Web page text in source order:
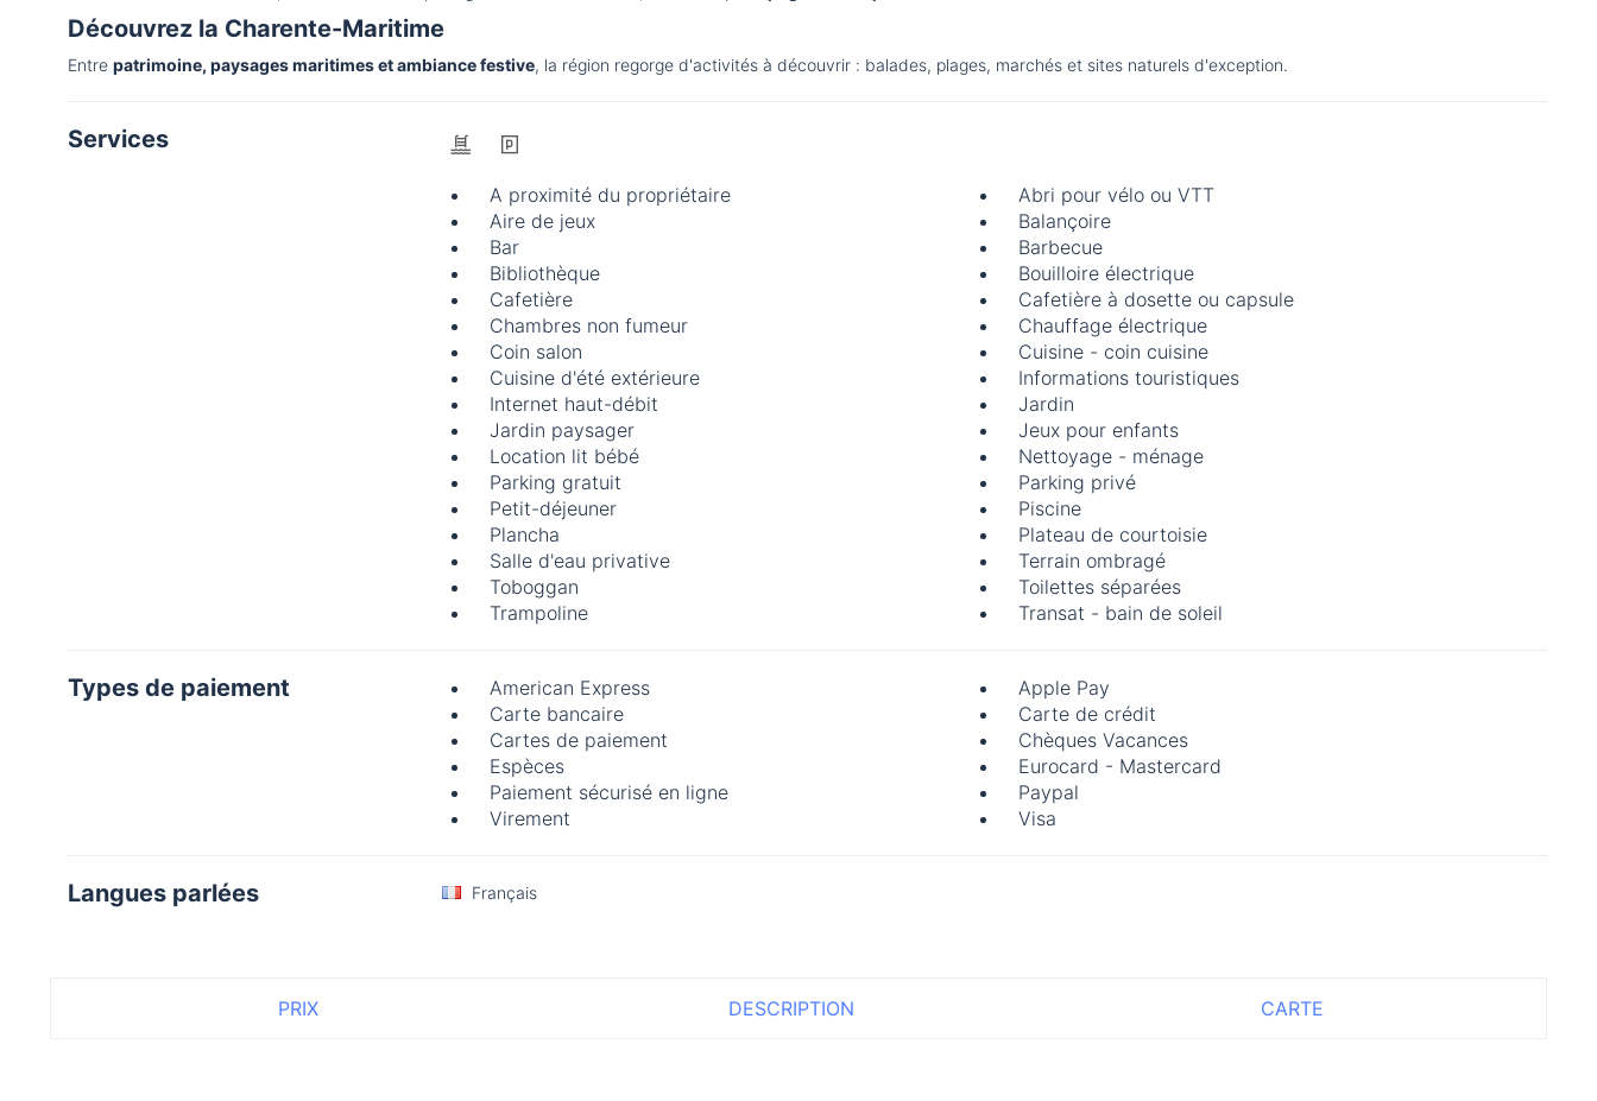
Découvrez la Charente-Maritime
Entre patrimoine, paysages maritimes et ambiance festive, la région regorge d'activités à découvrir : balades, plages, marchés et sites naturels d'exception.
Services
A proximité du propriétaire
Abri pour vélo ou VTT
Aire de jeux
Balançoire
Bar
Barbecue
Bibliothèque
Bouilloire électrique
Cafetière
Cafetière à dosette ou capsule
Chambres non fumeur
Chauffage électrique
Coin salon
Cuisine - coin cuisine
Cuisine d'été extérieure
Informations touristiques
Internet haut-débit
Jardin
Jardin paysager
Jeux pour enfants
Location lit bébé
Nettoyage - ménage
Parking gratuit
Parking privé
Petit-déjeuner
Piscine
Plancha
Plateau de courtoisie
Salle d'eau privative
Terrain ombragé
Toboggan
Toilettes séparées
Trampoline
Transat - bain de soleil
Types de paiement American Express
Apple Pay
Carte bancaire
Carte de crédit
Cartes de paiement
Chèques Vacances
Espèces
Eurocard - Mastercard
Paiement sécurisé en ligne
Paypal
Virement
Visa
Langues parlées Français
PRIX DESCRIPTION CARTE